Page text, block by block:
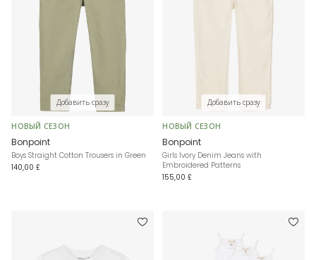
Добавить сразу
НОВЫЙ СЕЗОН
Bonpoint
Boys Straight Cotton Trousers in Green
140,00 £
Добавить сразу
НОВЫЙ СЕЗОН
Bonpoint
Girls Ivory Denim Jeans with
Embroidered Patterns
155,00 £